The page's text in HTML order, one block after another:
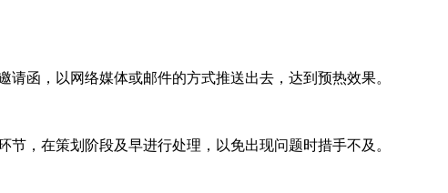
函，以网络媒体或邮件的方式推送出去，达到预热效果。
，在策划阶段及早进行处理，以免出现问题时措手不及。